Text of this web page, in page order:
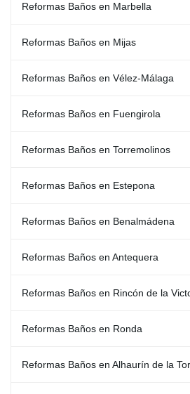
Reformas Baños en Marbella
Reformas Baños en Mijas
Reformas Baños en Vélez-Málaga
Reformas Baños en Fuengirola
Reformas Baños en Torremolinos
Reformas Baños en Estepona
Reformas Baños en Benalmádena
Reformas Baños en Antequera
Reformas Baños en Rincón de la
Reformas Baños en Ronda
Reformas Baños en Alhaurín de la